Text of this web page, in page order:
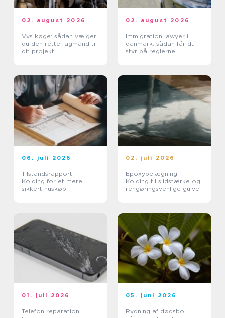
02. august 2026
Vvs køge: sådan vælger
du den rette fagmand til
dit projekt
02. august 2026
Immigration lawyer i
danmark: sådan får du
styr på reglerne
06. juli 2026
Tilstandsrapport i
Kolding for et mere
sikkert huskøb
02. juli 2026
Epoxybelægning i
Kolding til slidstærke og
rengøringsvenlige gulve
01. juli 2026
Telefon reparation
05. juni 2026
Rydning af dødsbo